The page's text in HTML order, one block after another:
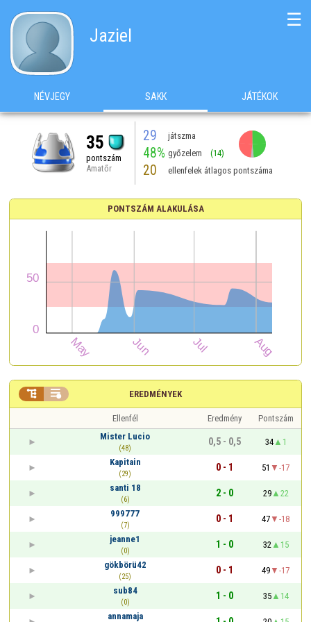
Jaziel
☰
NÉVJEGY SAKK JÁTÉKOK
35
pontszám
Amatőr
29 játszma
48% győzelem (14)
20 ellenfelek átlagos pontszáma
PONTSZÁM ALAKULÁSA
EREDMÉNYEK
 
Ellenfél Eredmény
Pontszám
Mister Lucio
(48)
0,5 - 0,5 34
1
Kapitain
(29)
0 - 1 51
-17
santi 18
(6)
2 - 0 29
22
999777
(7)
0 - 1 47
-18
jeanne1
(0)
1 - 0 32
15
gökbörü42
(25)
0 - 1 49
-17
sub84
(0)
1 - 0 35
14
annamaja